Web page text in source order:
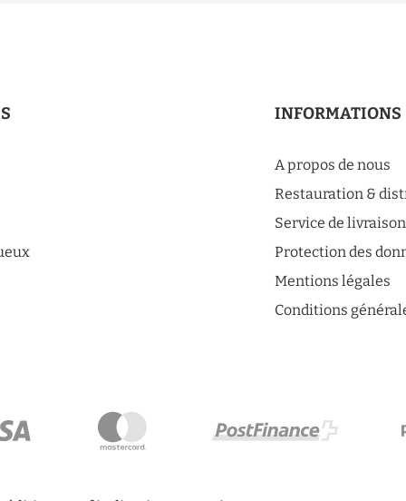
INFORMATIONS
A propos de nous
Restauration &
Service de livraison
Protection des
Mentions légales
Conditions